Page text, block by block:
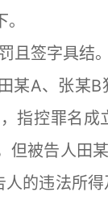
签字具结。
A、张某B
指控罪名成
但被告人田
的违法所